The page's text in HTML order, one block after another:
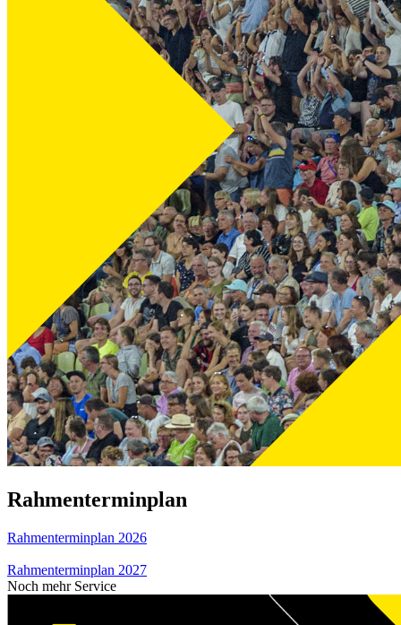
Rahmenterminplan
Rahmenterminplan 2026
Rahmenterminplan 2027
Noch mehr Service